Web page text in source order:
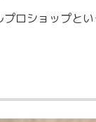
ロショップと